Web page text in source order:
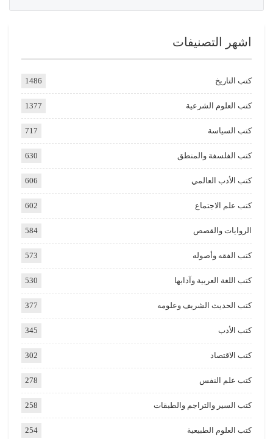
اشهر التصنيفات
كتب التاريخ 1486
كتب العلوم الشرعية 1377
كتب السياسة 717
كتب الفلسفة والمنطق 630
كتب الأدب العالمي 606
كتب علم الاجتماع 602
الروايات والقصص 584
كتب الفقه وأصوله 573
كتب اللغة العربية وآدابها 530
كتب الحديث الشريف وعلومه 377
كتب الأدب 345
كتب الاقتصاد 302
كتب علم النفس 278
كتب السير والتراجم والطبقات 258
كتب العلوم الطبيعية 254